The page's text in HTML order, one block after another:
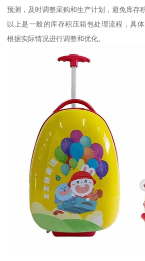
预测，及时调整采购和生产计划，避免库存
以上是一般的库存积压箱包处理流程，具
根据实际情况进行调整和优化。